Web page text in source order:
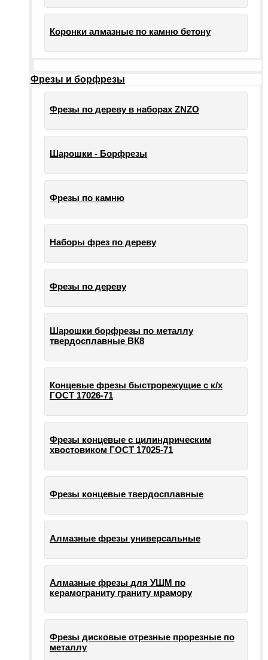
Коронки алмазные по камню бетону
Фрезы и борфрезы
Фрезы по дереву в наборах ZNZO
Шарошки - Борфрезы
Фрезы по камню
Наборы фрез по дереву
Фрезы по дереву
Шарошки борфрезы по металлу
твердосплавные ВК8
Концевые фрезы быстрорежущие с к/х
ГОСТ 17026-71
Фрезы концевые с цилиндрическим
хвостовиком ГОСТ 17025-71
Фрезы концевые твердосплавные
Алмазные фрезы универсальные
Алмазные фрезы для УШМ по
керамограниту граниту мрамору
Фрезы дисковые отрезные прорезные по
металлу